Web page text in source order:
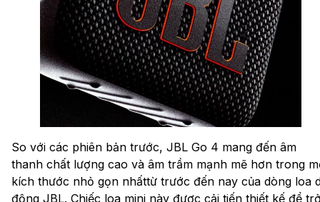
So với các phiên bản trước, JBL Go 4 mang đến âm
thanh chất lượng cao và âm trầm mạnh mẽ hơn trong
kích thước nhỏ gọn nhấttừ trước đến nay của dòng loa
động JBL. Chiếc loa mini này được cải tiến thiết kế để